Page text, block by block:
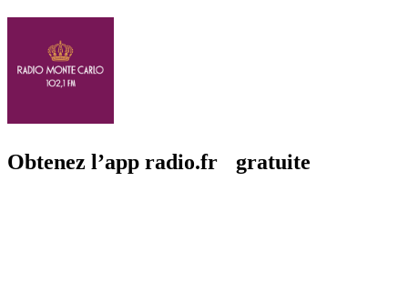
Obtenez l’app radio.fr gratuite